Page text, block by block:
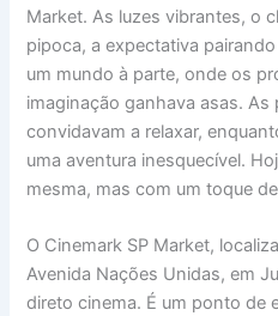
Market. As luzes vibrantes, o
pipoca, a expectativa
um mundo à parte, onde os
imaginação ganhava asas.
convidavam a relaxar,
uma aventura inesquecível.
mesma, mas com um toque
O Cinemark SP Market,
Avenida Nações Unidas, em
direto cinema. É um ponto de